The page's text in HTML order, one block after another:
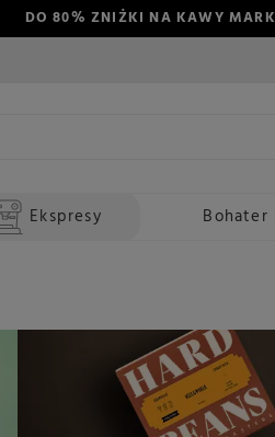
DO 80% ZNIŻKI NA KAWY
Ekspresy Bohater